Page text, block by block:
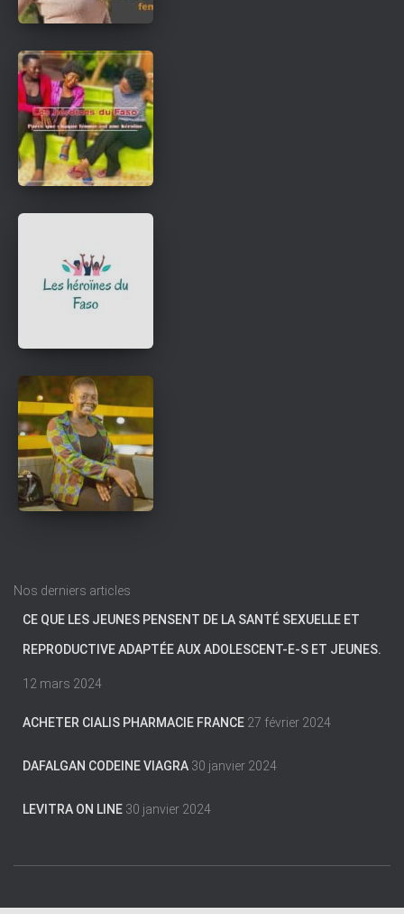
Nos derniers articles
CE QUE LES JEUNES PENSENT DE LA SANTÉ SEXUELLE ET
REPRODUCTIVE ADAPTÉE AUX ADOLESCENT-E-S ET JEUNES.
12 mars 2024
ACHETER CIALIS PHARMACIE FRANCE 27 février 2024
DAFALGAN CODEINE VIAGRA 30 janvier 2024
LEVITRA ON LINE 30 janvier 2024